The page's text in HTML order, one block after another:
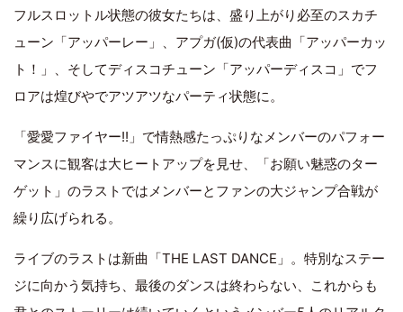
フルスロットル状態の彼女たちは、盛り上がり必至のスカチ
ューン「アッパーレー」、アプガ(仮)の代表曲「アッパーカッ
ト！」、そしてディスコチューン「アッパーディスコ」でフ
ロアは煌びやでアツアツなパーティ状態に。
「愛愛ファイヤー!!」で情熱感たっぷりなメンバーのパフォー
マンスに観客は大ヒートアップを見せ、「お願い魅惑のター
ゲット」のラストではメンバーとファンの大ジャンプ合戦が
繰り広げられる。
ライブのラストは新曲「THE LAST DANCE」。特別なステー
ジに向かう気持ち、最後のダンスは終わらない、これからも